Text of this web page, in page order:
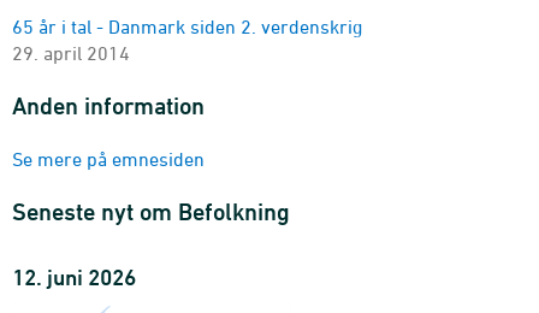
Befolkningen 1. januar
byområder, landdistrikter, alder og køn
2010-2026 - Antal
Befolkningen 1. januar
2010-2026 - Antal
område, bevægelsesart og køn
Befolkningen den 1. i kvartalet
område, køn, alder og civilstand
65 år i tal - Danmark siden 2. verdenskrig
29. april 2014
Anden information
Se mere på emnesiden
Seneste nyt om Befolkning
12. juni 2026